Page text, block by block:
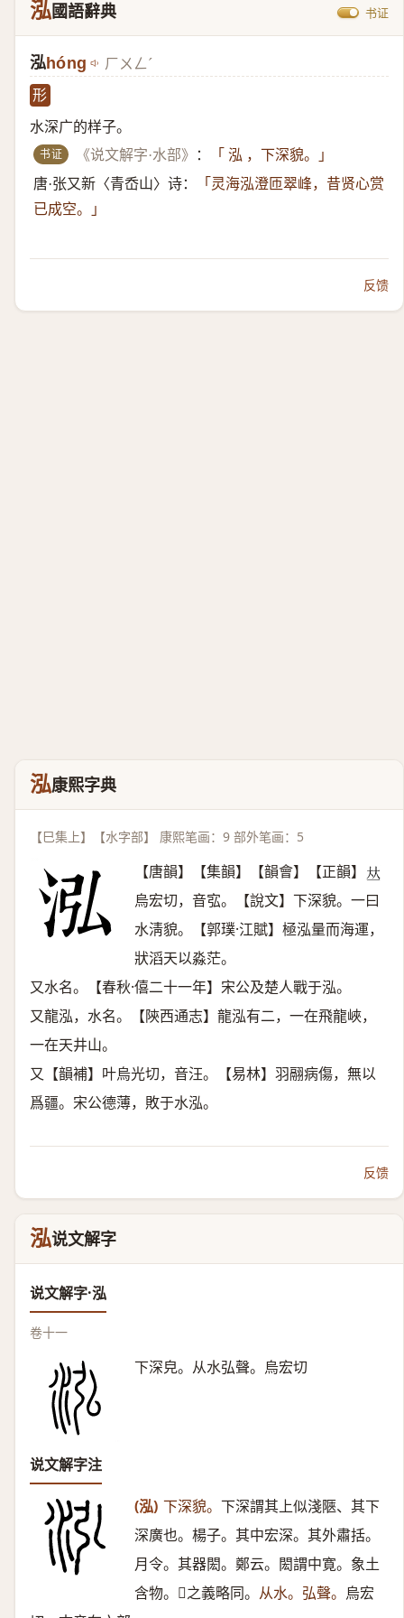
泓國語辭典 书证
泓hóng ㄏㄨㄥˊ
形
水深广的样子。
书证 《说文解字·水部》 ：
「 泓 ，下深貌。」
唐·张又新〈青岙山〉诗：
「灵海泓澄匝翠峰，昔贤心赏
已成空。」
反馈
泓康熙字典
【巳集上】【水字部】 康熙笔画：9 部外笔画：5
【唐韻】【集韻】【韻會】【正韻】 𠀤
烏宏切，音宖。【說文】下深貌。一曰
水淸貌。【郭璞·江賦】極泓量而海運，
狀滔天以淼茫。
又水名。【春秋·僖二十一年】宋公及楚人戰于泓。
又龍泓，水名。【陝西通志】龍泓有二，一在飛龍峽，
一在天井山。
又【韻補】叶烏光切，音汪。【易林】羽翮病傷，無以
爲疆。宋公德薄，敗于水泓。
反馈
泓说文解字
说文解字·泓
卷十一
下深皃。从水弘聲。烏宏切
说文解字注
(泓) 下深貌。 下深謂其上似淺陿、其下
深廣也。楊子。其中宏深。其外肅括。
月令。其器閎。鄭云。閎謂中寛。象土
含物。之義略同。 从水。弘聲。 烏宏